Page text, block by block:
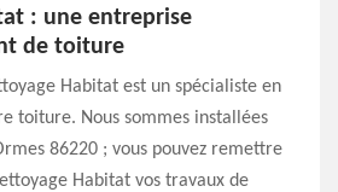
: une entreprise
de toiture
Habitat est un spécialiste en
toiture. Nous sommes installées
86220 ; vous pouvez remettre
Habitat vos travaux de